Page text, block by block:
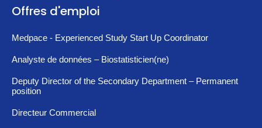
Offres d'emploi
Medpace - Experienced Study Start Up Coordinator
Analyste de données – Biostatisticien(ne)
Deputy Director of the Secondary Department – Permanent
position
Directeur Commercial